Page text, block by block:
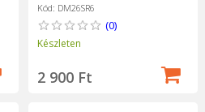
Kód: DM26SR6
(0)
Készleten
2 900 Ft